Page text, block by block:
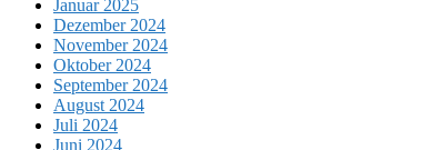
Januar 2025
Dezember 2024
November 2024
Oktober 2024
September 2024
August 2024
Juli 2024
Juni 2024